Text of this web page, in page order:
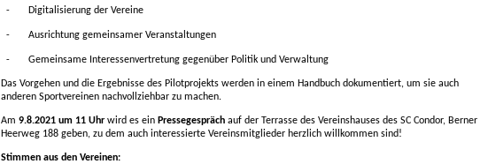
- Digitalisierung der Vereine
- Ausrichtung gemeinsamer Veranstaltungen
- Gemeinsame Interessenvertretung gegenüber Politik und Verwaltung
Das Vorgehen und die Ergebnisse des Pilotprojekts werden in einem Handbuch dokumentiert, um sie auch
anderen Sportvereinen nachvollziehbar zu machen.
Am 9.8.2021 um 11 Uhr wird es ein Pressegespräch auf der Terrasse des Vereinshauses des SC Condor, Berner
Heerweg 188 geben, zu dem auch interessierte Vereinsmitglieder herzlich willkommen sind!
Stimmen aus den Vereinen: